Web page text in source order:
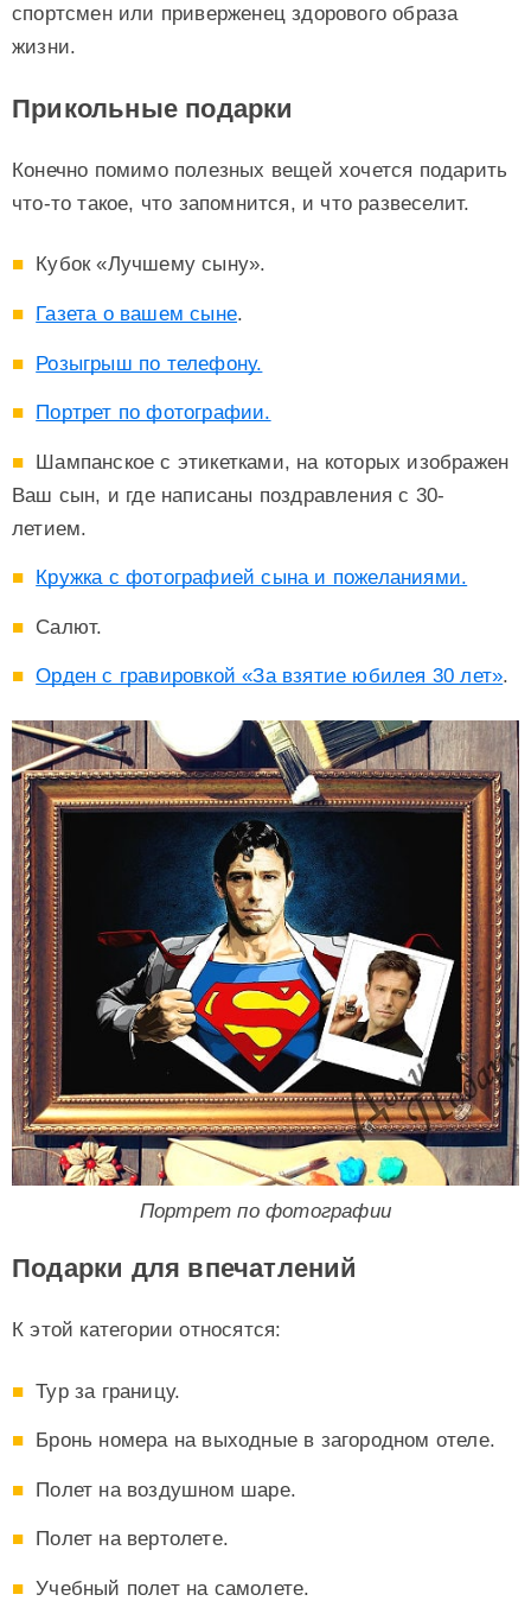
спортсмен или приверженец здорового образа
жизни.
Прикольные подарки
Конечно помимо полезных вещей хочется подарить
что-то такое, что запомнится, и что развеселит.
Кубок «Лучшему сыну».
Газета о вашем сыне.
Розыгрыш по телефону.
Портрет по фотографии.
Шампанское с этикетками, на которых изображен
Ваш сын, и где написаны поздравления с 30-
летием.
Кружка с фотографией сына и пожеланиями.
Салют.
Орден с гравировкой «За взятие юбилея 30 лет».
Портрет по фотографии
Подарки для впечатлений
К этой категории относятся:
Тур за границу.
Бронь номера на выходные в загородном отеле.
Полет на воздушном шаре.
Полет на вертолете.
Учебный полет на самолете.